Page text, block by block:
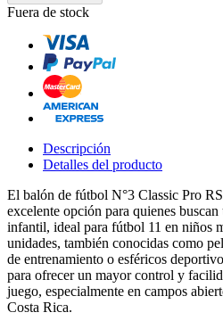
Fuera de stock
Descripción
Detalles del producto
El balón de fútbol N°3 Classic Pro
excelente opción para quienes
infantil, ideal para fútbol 11 en niños
unidades, también conocidas como
de entrenamiento o esféricos
para ofrecer un mayor control y
juego, especialmente en campos
Costa Rica.